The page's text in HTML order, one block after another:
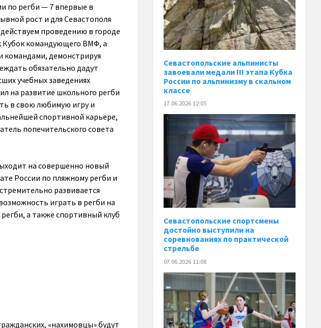
по регби — 7 впервые в
рост и для Севастополя
проведению в городе
Кубок командующего ВМФ, а
командами, демонстрируя
обязательно дадут
учебных заведениях
на развитие школьного регби
в свою любимую игру и
спортивной карьере,
попечительского совета
на совершенно новый
России по пляжному регби и
развивается
играть в регби на
а также спортивный клуб
«нахимовцы» будут
Севастопольские альпинисты
завоевали медали III этапа Кубка
России по альпинизму в скальном
классе
17.06.2026 12:05
Севастопольские спортсмены
достойно выступили на
соревнованиях по практической
стрельбе
07.06.2026 11:08